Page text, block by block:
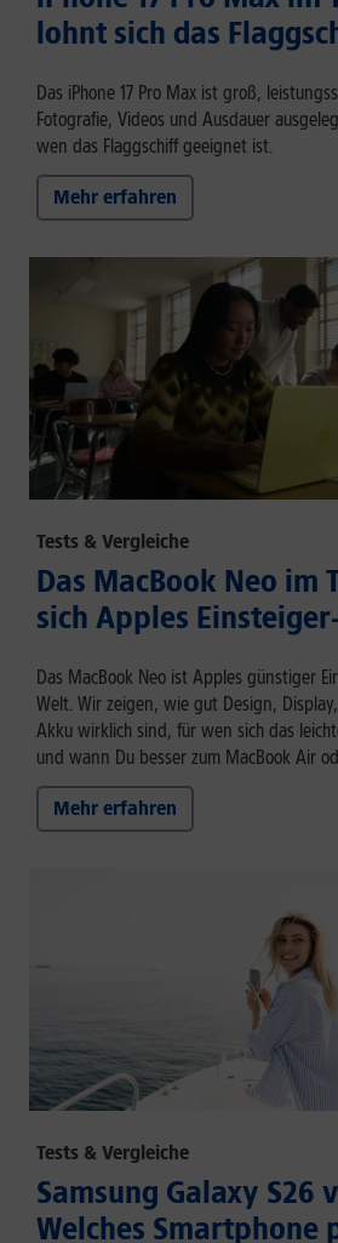
lohnt sich das
Das iPhone 17 Pro Max ist groß,
Fotografie, Videos und Ausdauer
wen das Flaggschiff geeignet ist.
Mehr erfahren
Tests & Vergleiche
Das MacBook Neo im
sich Apples
Das MacBook Neo ist Apples günstiger
Welt. Wir zeigen, wie gut Design,
Akku wirklich sind, für wen sich das
und wann Du besser zum MacBook Air
Mehr erfahren
Tests & Vergleiche
Samsung Galaxy S26
Welches Smartphone